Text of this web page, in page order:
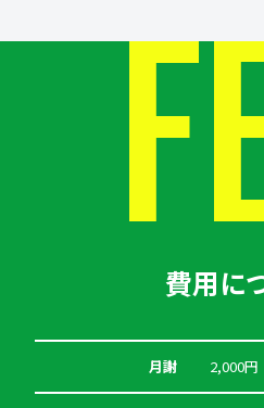
費用に
月謝 2,000円